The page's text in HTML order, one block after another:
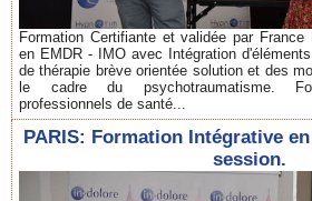
Formation Certifiante et validée par
en EMDR - IMO avec Intégration
de thérapie brève orientée solution et des
le cadre du psychotraumatisme.
professionnels de santé...
PARIS: Formation Intégrative
session.